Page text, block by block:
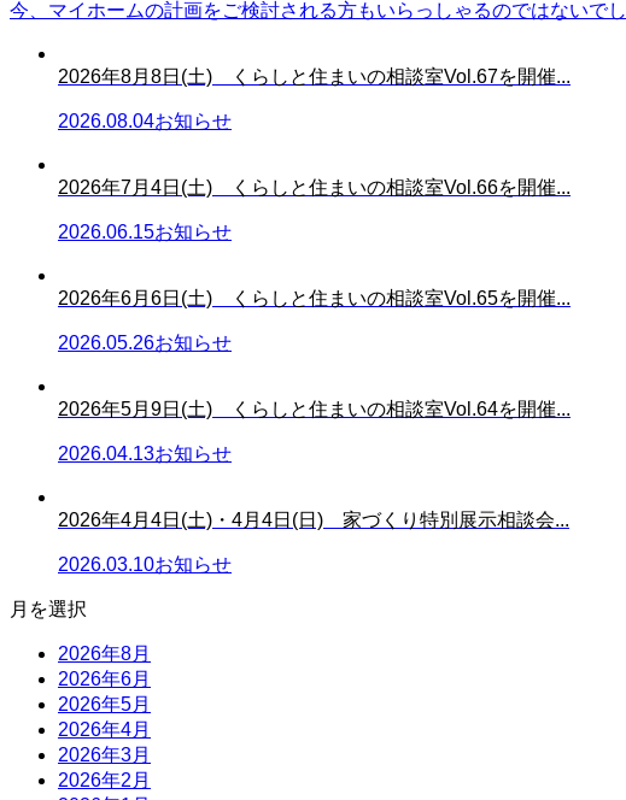
今、マイホームの計画をご検討される方もいらっしゃるのではないで
2026年8月8日(土) くらしと住まいの相談室Vol.67を開催...
2026.08.04お知らせ
2026年7月4日(土) くらしと住まいの相談室Vol.66を開催...
2026.06.15お知らせ
2026年6月6日(土) くらしと住まいの相談室Vol.65を開催...
2026.05.26お知らせ
2026年5月9日(土) くらしと住まいの相談室Vol.64を開催...
2026.04.13お知らせ
2026年4月4日(土)・4月4日(日) 家づくり特別展示相談会...
2026.03.10お知らせ
月を選択
2026年8月
2026年6月
2026年5月
2026年4月
2026年3月
2026年2月